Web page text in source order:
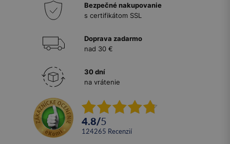
Bezpečné nakupovanie
s certifikátom SSL
Doprava zadarmo
nad 30 €
30 dní
na vrátenie
4.8/5
124265 recenzií